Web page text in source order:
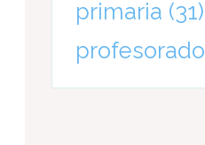
primaria (31)
profesorado